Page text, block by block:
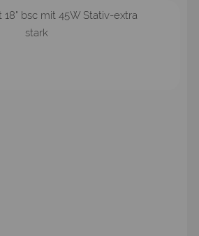
18" bsc mit 45W Stativ-extra
stark